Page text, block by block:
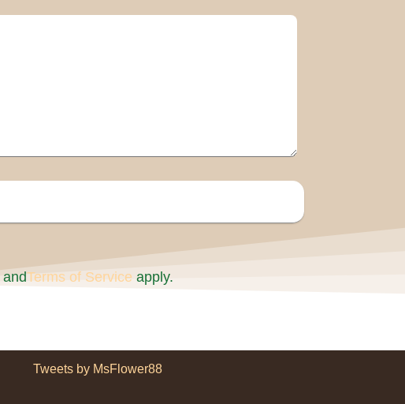
andTerms of Service apply.
Tweets by MsFlower88